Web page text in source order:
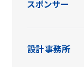
スポンサー
設計事務所